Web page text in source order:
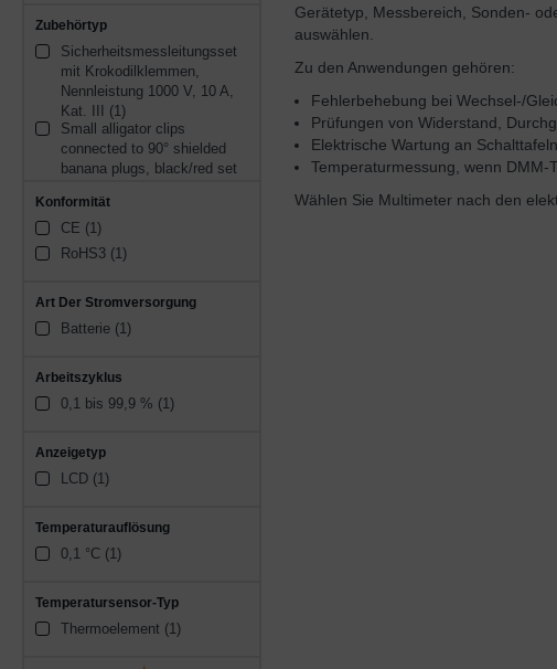
Zubehörtyp
Sicherheitsmessleitungsset
mit Krokodilklemmen,
Nennleistung 1000 V, 10 A,
Kat. III (1)
Small alligator clips
connected to 90° shielded
banana plugs, black/red set
Konformität
CE (1)
RoHS3 (1)
Art Der Stromversorgung
Batterie (1)
Arbeitszyklus
0,1 bis 99,9 % (1)
Anzeigetyp
LCD (1)
Temperaturauflösung
0,1 °C (1)
Temperatursensor-Typ
Thermoelement (1)
Gerätetyp, Messbereich, Sonden-
auswählen.
Zu den Anwendungen gehören:
Fehlerbehebung bei Wechsel-/
Prüfungen von Widerstand,
Elektrische Wartung an
Temperaturmessung, wenn
Wählen Sie Multimeter nach den